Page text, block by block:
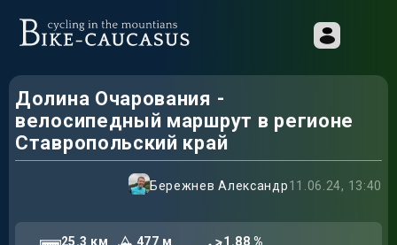
Долина Очарования -
велосипедный маршрут в регионе
Ставропольский край
Бережнев Александр11.06.24, 13:40
25.3 км 477 м 1.88 %